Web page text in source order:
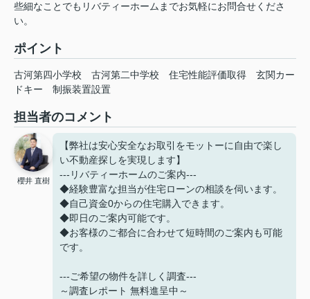
些細なことでもリバティーホームまでお気軽にお問合せくださ
い。
ポイント
古河第四小学校 古河第二中学校 住宅性能評価取得
玄関カー
ドキー
制振装置設置
担当者のコメント
櫻井 直樹
【弊社は安心安全なお取引をモットーに自由で楽し
い不動産探しを実現します】
---リバティーホームのご案内---
◆経験豊富な担当が住宅ローンの相談を伺います。
◆自己資金0からの住宅購入できます。
◆即日のご案内可能です。
◆お客様のご都合に合わせて短時間のご案内も可能
です。
---ご希望の物件を詳しく調査---
～調査レポート 無料進呈中～